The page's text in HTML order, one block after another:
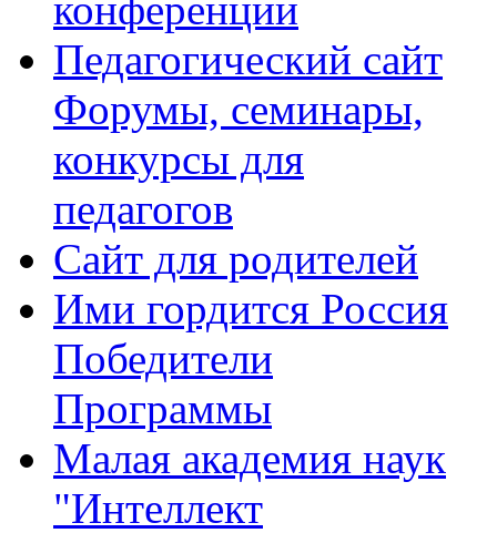
Педагогический сайт
Форумы, семинары,
конкурсы для
педагогов
Сайт для родителей
Ими гордится Россия
Победители
Программы
Малая академия наук
"Интеллект